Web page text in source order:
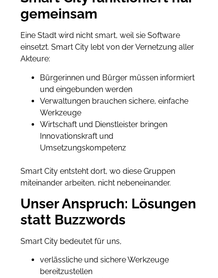
gemeinsam
Eine Stadt wird nicht smart, weil sie Software
einsetzt. Smart City lebt von der Vernetzung aller
Akteure:
Bürgerinnen und Bürger müssen informiert
und eingebunden werden
Verwaltungen brauchen sichere, einfache
Werkzeuge
Wirtschaft und Dienstleister bringen
Innovationskraft und
Umsetzungskompetenz
Smart City entsteht dort, wo diese Gruppen
miteinander arbeiten, nicht nebeneinander.
Unser Anspruch: Lösungen
statt Buzzwords
Smart City bedeutet für uns,
verlässliche und sichere Werkzeuge
bereitzustellen